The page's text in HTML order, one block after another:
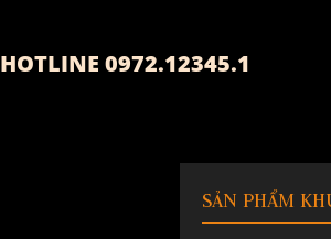
HOTLINE 0972.12345.1
SẢN PHẨM